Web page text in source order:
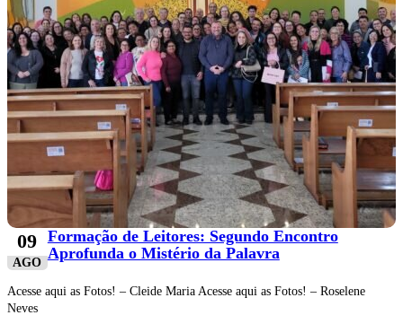
09
AGO
Formação de Leitores: Segundo Encontro
Aprofunda o Mistério da Palavra
Acesse aqui as Fotos! – Cleide Maria Acesse aqui as Fotos! – Roselene
Neves